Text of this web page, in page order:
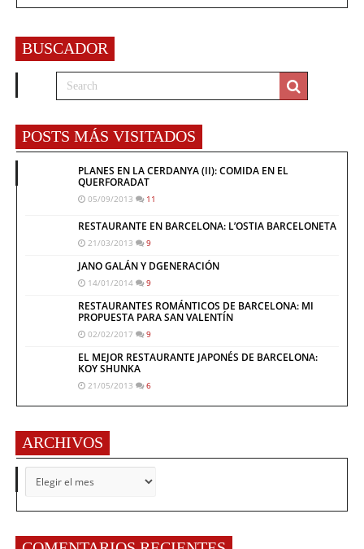
BUSCADOR
POSTS MÁS VISITADOS
PLANES EN LA CERDANYA (II): COMIDA EN EL
QUERFORADAT
05/09/2013 11
RESTAURANTE EN BARCELONA: L’OSTIA BARCELONETA
21/03/2013 9
JANO GALÁN Y DGENERACIÓN
14/01/2014 9
RESTAURANTES ROMÁNTICOS DE BARCELONA: MI
PROPUESTA PARA SAN VALENTÍN
02/02/2017 9
EL MEJOR RESTAURANTE JAPONÉS DE BARCELONA:
KOY SHUNKA
21/05/2013 6
ARCHIVOS